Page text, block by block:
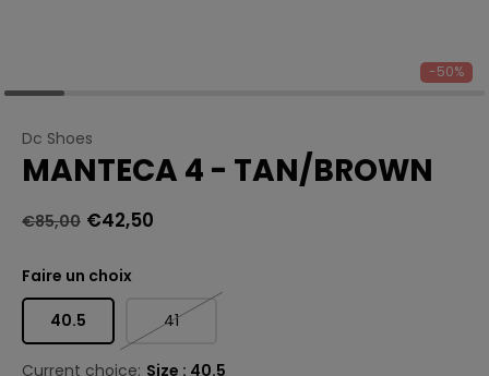
-50%
Dc Shoes
MANTECA 4 - TAN/BROWN
€85,00 €42,50
Faire un choix
40.5 41
Current choice: Size : 40.5